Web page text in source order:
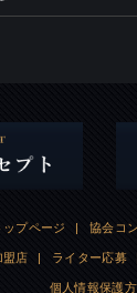
プページ | 協会コ
盟店 | ライター応募
個人情報保護